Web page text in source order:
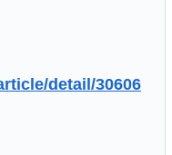
detail/30606